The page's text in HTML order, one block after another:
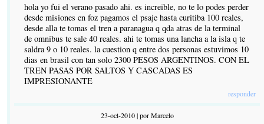
hola yo fui el verano pasado ahi. es increible, no te lo podes perder
desde misiones en foz pagamos el psaje hasta curitiba 100 reales,
desde alla te tomas el tren a paranagua q qda atras de la terminal
de omnibus te sale 40 reales. ahi te tomas una lancha a la isla q te
saldra 9 o 10 reales. la cuestion q entre dos personas estuvimos 10
dias en brasil con tan solo 2300 PESOS ARGENTINOS. CON EL
TREN PASAS POR SALTOS Y CASCADAS ES
IMPRESIONANTE
responder
23-oct-2010 | por Marcelo